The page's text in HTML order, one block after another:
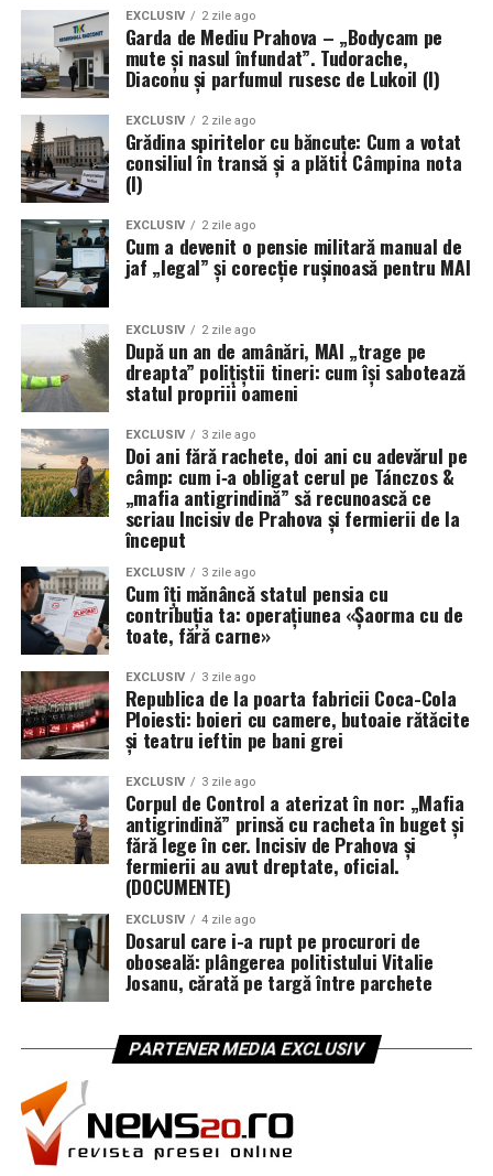
Estetica nu e dovadă. Un nume în engleză,
ingredientele „virale” (mucină, centella, orez) și
ambalajul minimalist au fost normalizate de K-Beauty —
și copiate de branduri din toată lumea. Originea se
verifică din fapte: țara de fabricație, sediul brandului,
povestea reală a fondatorilor. Nu din „vibe”.
Partea 2: Este produsul coreean autentic sau fals?
Odată ce știi că brandul e chiar coreean, rămâne a doua
întrebare — mai ales dacă ai cumpărat de la un vânzător
necunoscut. Popularitatea K-Beauty a atras și un val de
contrafaceri, în special la branduri-vedetă precum
COSRX, Beauty of Joseon, Anua sau Missha.
Iată la ce te uiți:
Codul de lot (batch code) și datele.Produsele
autentice au un cod de lot alfanumeric, dată de
fabricație și expirare, imprimate direct pe flacon sau
cutie — nu doar lipite ca sticker adăugat ulterior.
Formatul diferă de la brand la brand, așa că un
plasament neobișnuit nu e automat un semn rău;
important e ca imprimarea să pară făcută în fabrică,
coerentă.
QR code / hologramă / sticker de verificare.
branduri coreene (Missha, Dr.Jart+ și altele) includ
holograme, QR-uri sau stickere de autentificare care se
pot verifica pe site-ul oficial sau printr-o aplicație. Un
fals fie nu le are, fie pică la verificare.
Calitatea ambalajului.Logo centrat și simetric, fonturi
și culori consecvente, fără greșeli de ortografie,
materiale premium, print clar. Contrafacerile au adesea
logo-uri descentrate, texturi ieftine, typos.
Textura și mirosul.Un produs autentic are un profil
senzorial predictibil — textura pe care brandul e
gel ușor) și un parfum subtil, nu agresiv. Dacă textura
sau mirosul „nu se potrivesc”, e un semnal.
Prețul.Poate cel mai bun detector. K-Beauty e
competitiv la preț, dar tot respectă costuri de
producție, export și retail. Dacă un ser viral e listat la o
EXCLUSIV 2 zile ago
Garda de Mediu Prahova – „Bodycam pe
mute și nasul înfundat”. Tudorache,
Diaconu și parfumul rusesc de Lukoil (I)
EXCLUSIV 2 zile ago
Grădina spiritelor cu băncuțe: Cum a votat
consiliul în transă și a plătit Câmpina nota
(I)
EXCLUSIV 2 zile ago
Cum a devenit o pensie militară manual de
jaf „legal” și corecție rușinoasă pentru MAI
EXCLUSIV 2 zile ago
După un an de amânări, MAI „trage pe
dreapta” polițiștii tineri: cum își sabotează
statul propriii oameni
EXCLUSIV 3 zile ago
Doi ani fără rachete, doi ani cu adevărul pe
câmp: cum i‑a obligat cerul pe Tánczos &
„mafia antigrindină” să recunoască ce
scriau Incisiv de Prahova și fermierii de la
început
EXCLUSIV 3 zile ago
Cum îți mănâncă statul pensia cu
contribuția ta: operațiunea «Șaorma cu de
toate, fără carne»
EXCLUSIV 3 zile ago
Republica de la poarta fabricii Coca-Cola
Ploiesti: boieri cu camere, butoaie rătăcite
și teatru ieftin pe bani grei
EXCLUSIV 3 zile ago
Corpul de Control a aterizat în nor: „Mafia
antigrindină” prinsă cu racheta în buget și
fără lege în cer. Incisiv de Prahova și
fermierii au avut dreptate, oficial.
(DOCUMENTE)
EXCLUSIV 4 zile ago
Dosarul care i-a rupt pe procurori de
oboseală: plângerea politistului Vitalie
Josanu, cărată pe targă între parchete
PARTENER MEDIA EXCLUSIV